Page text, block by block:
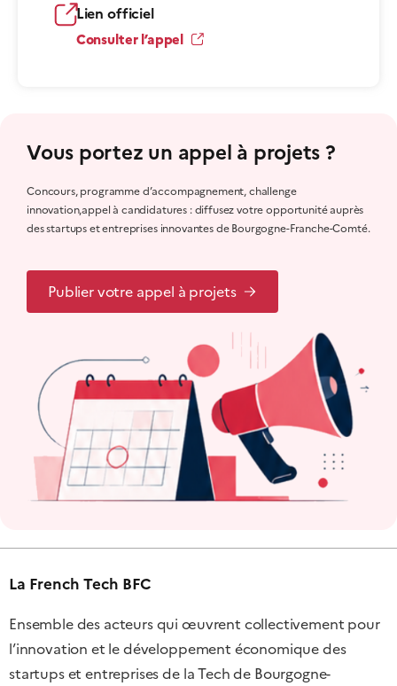
Lien officiel
Consulter l’appel
Vous portez un appel à projets ?
Concours, programme d’accompagnement, challenge
innovation,appel à candidatures : diffusez votre opportunité auprès
des startups et entreprises innovantes de Bourgogne-Franche-Comté.
Publier votre appel à projets
La French Tech BFC
Ensemble des acteurs qui œuvrent collectivement pour
l’innovation et le développement économique des
startups et entreprises de la Tech de Bourgogne-